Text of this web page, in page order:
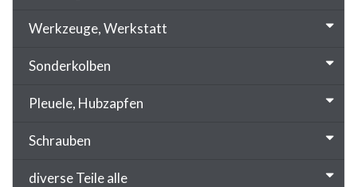
Werkzeuge, Werkstatt
Sonderkolben
Pleuele, Hubzapfen
Schrauben
diverse Teile alle